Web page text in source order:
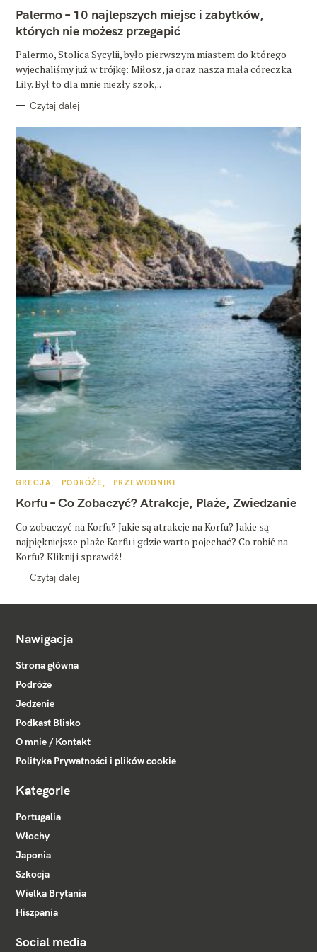
G
R
Palermo – 10 najlepszych miejsc i zabytków,
których nie możesz przegapić
Palermo, Stolica Sycylii, było pierwszym miastem do którego
wyjechaliśmy już w trójkę: Miłosz, ja oraz nasza mała córeczka
Lily. Był to dla mnie niezły szok,..
Czytaj dalej
K
T
E
O
R
I
GRECJA PODRÓŻE PRZEWODNIKI
Korfu – Co Zobaczyć? Atrakcje, Plaże, Zwiedzanie
Co zobaczyć na Korfu? Jakie są atrakcje na Korfu? Jakie są
najpiękniejsze plaże Korfu i gdzie warto pojechać? Co robić na
Korfu? Kliknij i sprawdź!
Czytaj dalej
Nawigacja
Strona główna
Podróże
Jedzenie
Podkast Blisko
O mnie / Kontakt
Polityka Prywatności i plików cookie
Kategorie
Portugalia
Włochy
Japonia
Szkocja
Wielka Brytania
Hiszpania
Social media